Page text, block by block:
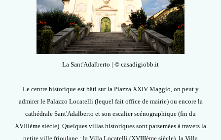
La Sant'Adalberto | © casadigiobb.it
Le centre historique est bâti sur la Piazza XXIV Maggio, on peut y
admirer le Palazzo Locatelli (lequel fait office de mairie) ou encore la
cathédrale Sant'Adalberto et son escalier scénographique (fin du
XVIIIème siècle). Quelques villas historiques sont parsemées à travers la
petite ville frioulane : la Villa Locatelli (XVIIIème siècle), la Villa